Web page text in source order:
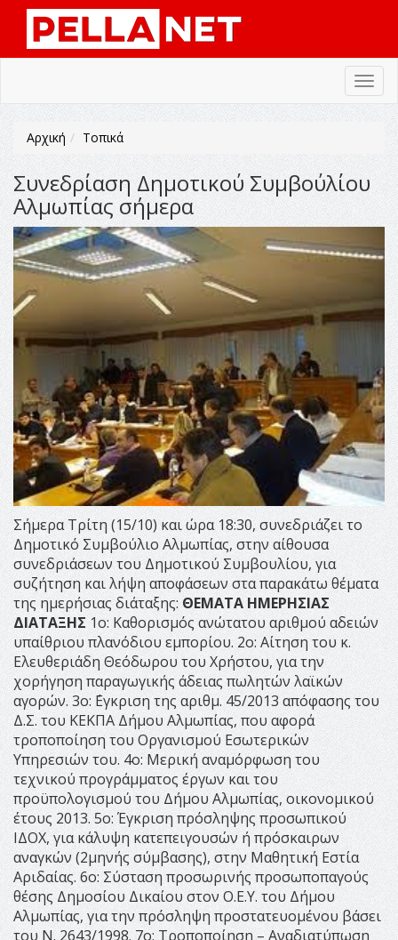
Αρχική Τοπικά
Συνεδρίαση Δημοτικού Συμβούλίου
Αλμωπίας σήμερα
Σήμερα Τρίτη (15/10) και ώρα 18:30, συνεδριάζει το
Δημοτικό Συμβούλιο Αλμωπίας, στην αίθουσα
συνεδριάσεων του Δημοτικού Συμβουλίου, για
συζήτηση και λήψη αποφάσεων στα παρακάτω θέματα
της ημερήσιας διάταξης:ΘΕΜΑΤΑ ΗΜΕΡΗΣΙΑΣ
ΔΙΑΤΑΞΗΣ 1ο: Καθορισμός ανώτατου αριθμού αδειών
υπαίθριου πλανόδιου εμπορίου. 2ο: Αίτηση του κ.
Ελευθεριάδη Θεόδωρου του Χρήστου, για την
χορήγηση παραγωγικής άδειας πωλητών λαϊκών
αγορών. 3ο: ΄Εγκριση της αριθμ. 45/2013 απόφασης του
Δ.Σ. του ΚΕΚΠΑ Δήμου Αλμωπίας, που αφορά
τροποποίηση του Οργανισμού Εσωτερικών
Υπηρεσιών του. 4ο: Μερική αναμόρφωση του
τεχνικού προγράμματος έργων και του
προϋπολογισμού του Δήμου Αλμωπίας, οικονομικού
έτους 2013. 5ο: Έγκριση πρόσληψης προσωπικού
ΙΔΟΧ, για κάλυψη κατεπειγουσών ή πρόσκαιρων
αναγκών (2μηνής σύμβασης), στην Μαθητική Εστία
Αριδαίας. 6ο: Σύσταση προσωρινής προσωποπαγούς
θέσης Δημοσίου Δικαίου στον Ο.Ε.Υ. του Δήμου
Αλμωπίας, για την πρόσληψη προστατευομένου βάσει
του Ν. 2643/1998. 7ο: Τροποποίηση – Αναδιατύπωση